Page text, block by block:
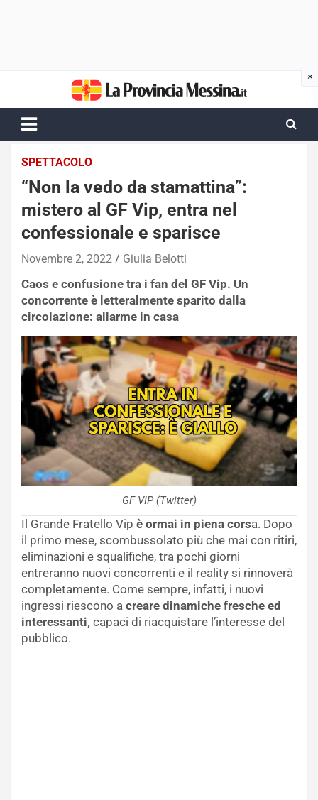
content
SPETTACOLO
“Non la vedo da stamattina”:
mistero al GF Vip, entra nel
confessionale e sparisce
Novembre 2, 2022 Giulia Belotti
Caos e confusione tra i fan del GF Vip. Un
concorrente è letteralmente sparito dalla
circolazione: allarme in casa
GF VIP (Twitter)
Il Grande Fratello Vip è ormai in piena corsa. Dopo
il primo mese, scombussolato più che mai con ritiri,
eliminazioni e squalifiche, tra pochi giorni
entreranno nuovi concorrenti e il reality si rinnoverà
completamente. Come sempre, infatti, i nuovi
ingressi riescono a creare dinamiche fresche ed
interessanti, capaci di riacquistare l’interesse del
pubblico.